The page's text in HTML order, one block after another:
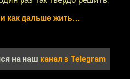
и как дальше жить…
на наш канал в Telegram